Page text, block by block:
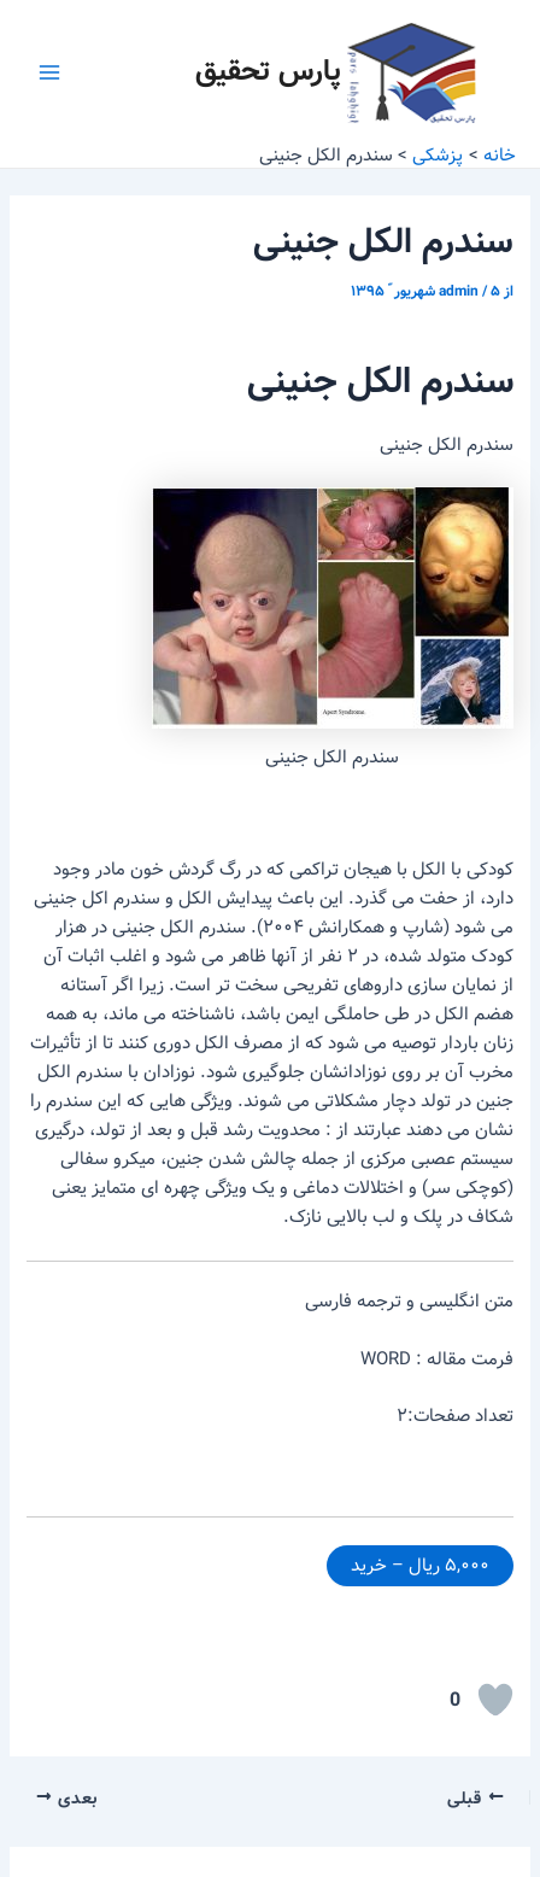
پارس تحقیق
خانه پزشکی سندرم الکل جنینی
سندرم الکل جنینی
از admin/۵ شهریور ّ ۱۳۹۵
سندرم الکل جنینی
سندرم الکل جنینی
سندرم الکل جنینی
کودکی با الکل با هیجان تراکمی که در رگ گردش خون مادر وجود
دارد، از حفت می گذرد. این باعث پیدایش الکل و سندرم اکل جنینی
می شود (شارپ و همکارانش ۲۰۰۴). سندرم الکل جنینی در هزار
کودک متولد شده، در ۲ نفر از آنها ظاهر می شود و اغلب اثبات آن
از نمایان سازی داروهای تفریحی سخت تر است. زیرا اگر آستانه
هضم الکل در طی حاملگی ایمن باشد، ناشناخته می ماند، به همه
زنان باردار توصیه می شود که از مصرف الکل دوری کنند تا از تأثیرات
مخرب آن بر روی نوزادانشان جلوگیری شود. نوزادان با سندرم الکل
جنین در تولد دچار مشکلاتی می شوند. ویژگی هایی که این سندرم را
نشان می دهند عبارتند از : محدویت رشد قبل و بعد از تولد، درگیری
سیستم عصبی مرکزی از جمله چالش شدن جنین، میکرو سفالی
(کوچکی سر) و اختلالات دماغی و یک ویژگی چهره ای متمایز یعنی
شکاف در پلک و لب بالایی نازک.
متن انگلیسی و ترجمه فارسی
فرمت مقاله : WORD
تعداد صفحات:۲
۵,۰۰۰ ریال – خرید
0
قبلی بعدی